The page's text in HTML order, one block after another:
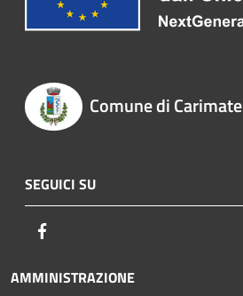
Comune di Carimate
SEGUICI SU
AMMINISTRAZIONE